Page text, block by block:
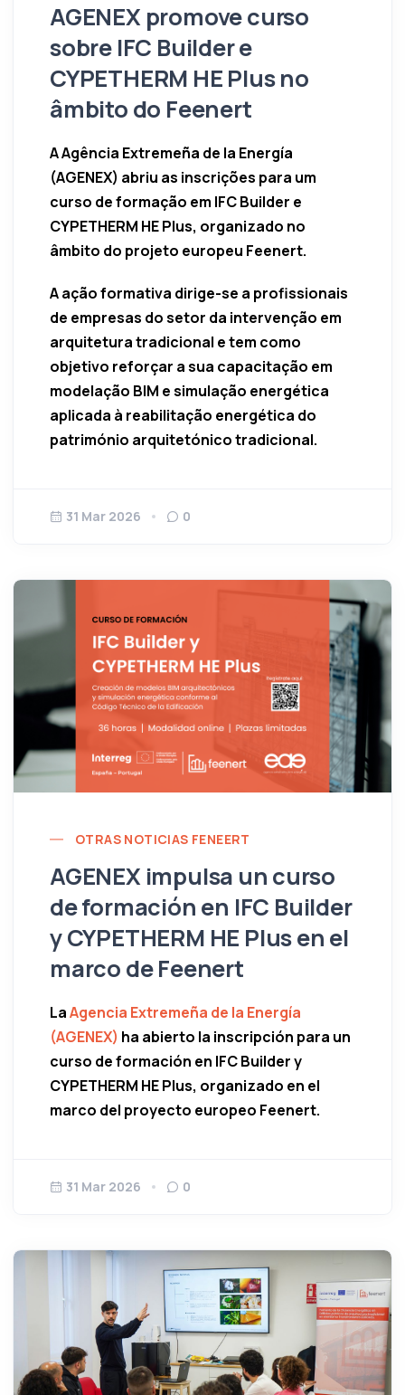
AGENEX promove curso
sobre IFC Builder e
CYPETHERM HE Plus no
âmbito do Feenert
A Agência Extremeña de la Energía
(AGENEX) abriu as inscrições para um
curso de formação em IFC Builder e
CYPETHERM HE Plus, organizado no
âmbito do projeto europeu Feenert.
A ação formativa dirige-se a profissionais
de empresas do setor da intervenção em
arquitetura tradicional e tem como
objetivo reforçar a sua capacitação em
modelação BIM e simulação energética
aplicada à reabilitação energética do
património arquitetónico tradicional.
31 Mar 2026 0
OTRAS NOTICIAS FENEERT
AGENEX impulsa un curso
de formación en IFC Builder
y CYPETHERM HE Plus en el
marco de Feenert
LaAgencia Extremeña de la Energía
(AGENEX) ha abierto la inscripción para un
curso de formación en IFC Builder y
CYPETHERM HE Plus, organizado en el
marco del proyecto europeo Feenert.
31 Mar 2026 0